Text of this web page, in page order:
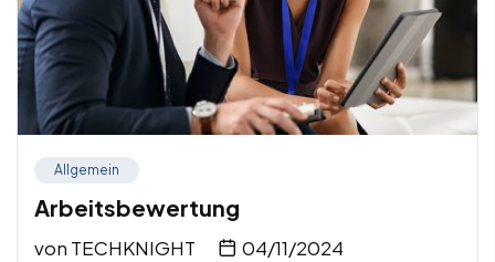
Allgemein
Arbeitsbewertung
von TECHKNIGHT 04/11/2024